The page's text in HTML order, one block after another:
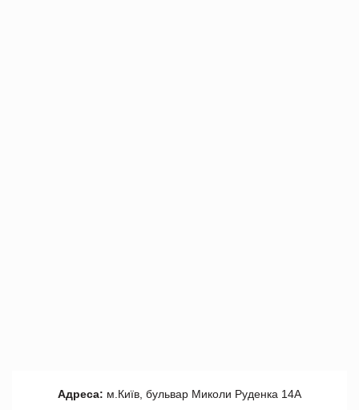
Адреса: м.Київ, бульвар Миколи Руденка 14А